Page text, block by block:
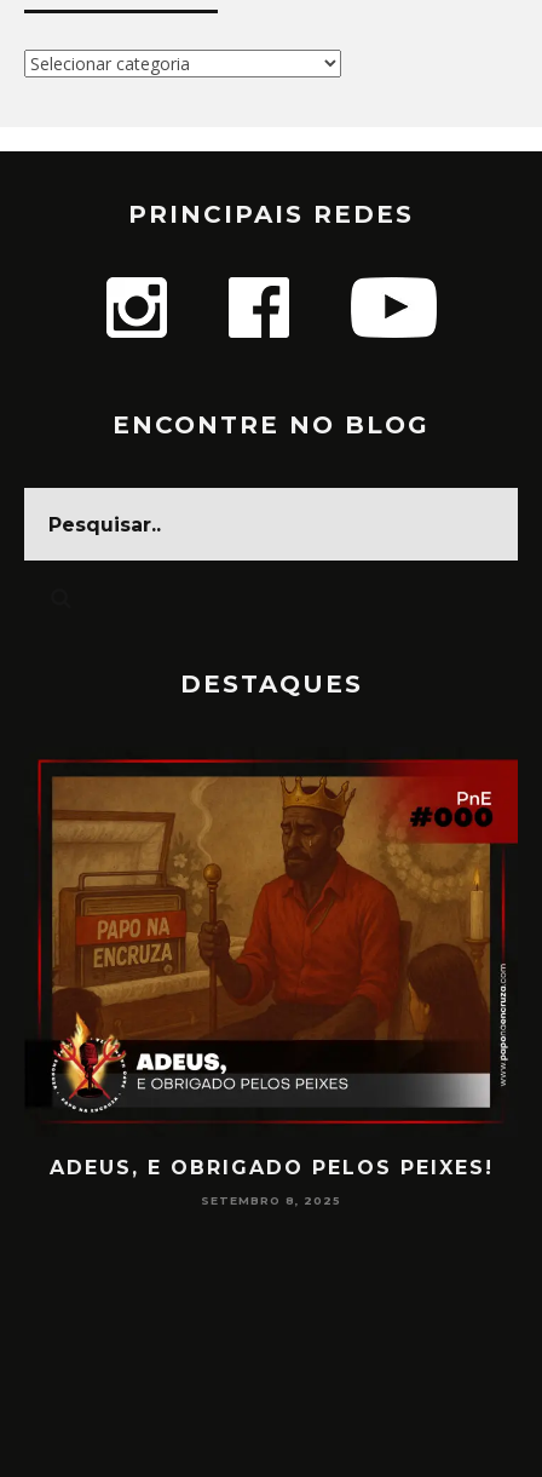
Categorias
PRINCIPAIS REDES
ENCONTRE NO BLOG
DESTAQUES
E OBRIGADO PELOS PEIXES!
SETEMBRO 8, 2025
PAPO NA